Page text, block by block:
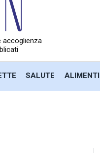
accoglienza
SALUTE ALIMENTI